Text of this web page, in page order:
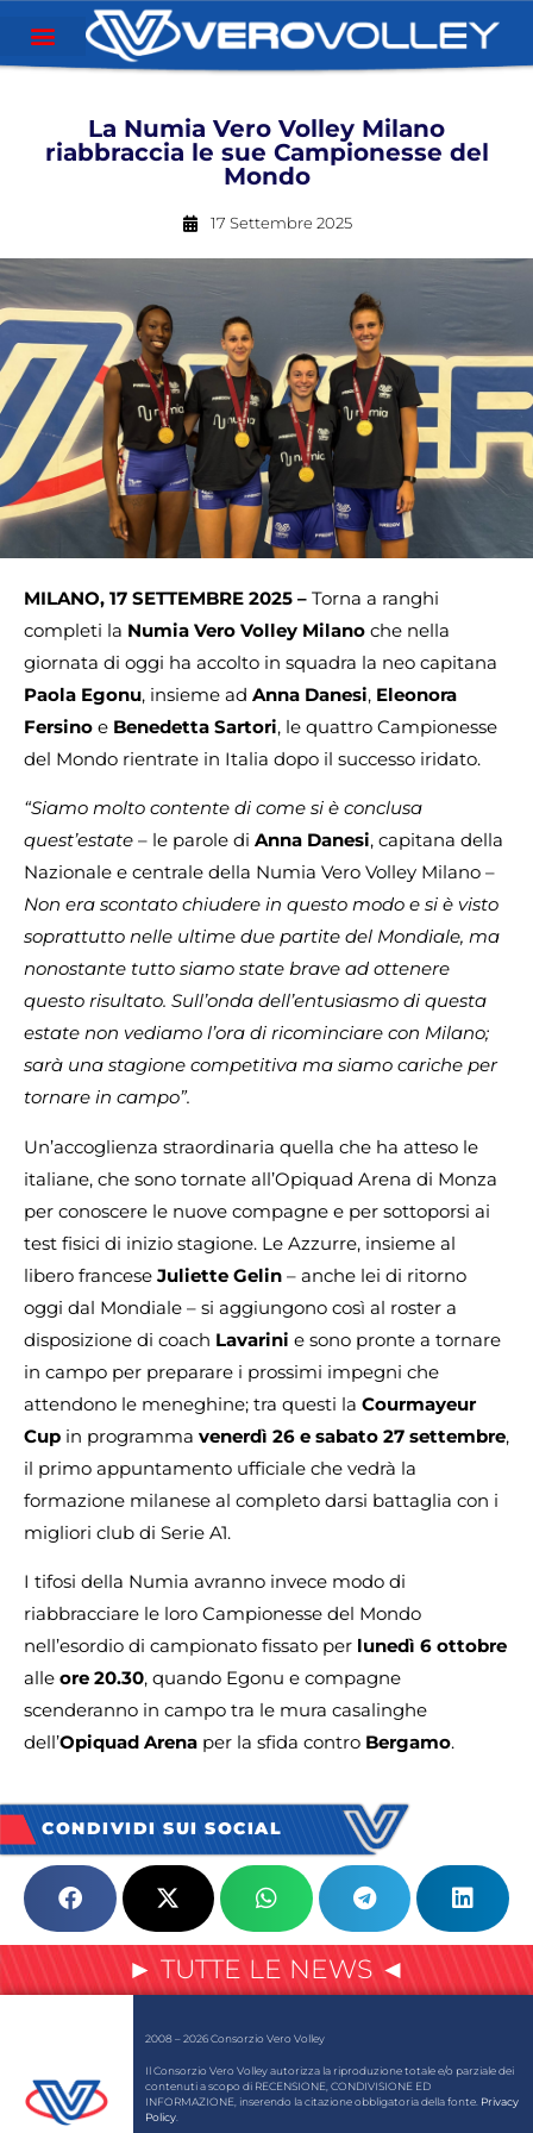
La Numia Vero Volley Milano
riabbraccia le sue Campionesse del
Mondo
17 Settembre 2025
MILANO, 17 SETTEMBRE 2025 – Torna a ranghi
completi la Numia Vero Volley Milano che nella
giornata di oggi ha accolto in squadra la neo capitana
Paola Egonu, insieme ad Anna Danesi, Eleonora
Fersino e Benedetta Sartori, le quattro Campionesse
del Mondo rientrate in Italia dopo il successo iridato.
“Siamo molto contente di come si è conclusa
quest’estate – le parole di Anna Danesi, capitana della
Nazionale e centrale della Numia Vero Volley Milano –
Non era scontato chiudere in questo modo e si è visto
soprattutto nelle ultime due partite del Mondiale, ma
nonostante tutto siamo state brave ad ottenere
questo risultato. Sull’onda dell’entusiasmo di questa
estate non vediamo l’ora di ricominciare con Milano;
sarà una stagione competitiva ma siamo cariche per
tornare in campo”.
Un’accoglienza straordinaria quella che ha atteso le
italiane, che sono tornate all’Opiquad Arena di Monza
per conoscere le nuove compagne e per sottoporsi ai
test fisici di inizio stagione. Le Azzurre, insieme al
libero francese Juliette Gelin – anche lei di ritorno
oggi dal Mondiale – si aggiungono così al roster a
disposizione di coach Lavarini e sono pronte a tornare
in campo per preparare i prossimi impegni che
attendono le meneghine; tra questi la Courmayeur
Cup in programma venerdì 26 e sabato 27 settembre,
il primo appuntamento ufficiale che vedrà la
formazione milanese al completo darsi battaglia con i
migliori club di Serie A1.
I tifosi della Numia avranno invece modo di
riabbracciare le loro Campionesse del Mondo
nell’esordio di campionato fissato per lunedì 6 ottobre
alle ore 20.30, quando Egonu e compagne
scenderanno in campo tra le mura casalinghe
dell’Opiquad Arena per la sfida contro Bergamo.
CONDIVIDI SUI SOCIAL
► TUTTE LE NEWS ◄
2008 – 2026 Consorzio Vero Volley
Il Consorzio Vero Volley autorizza la riproduzione totale e/o parziale dei
contenuti a scopo di RECENSIONE, CONDIVISIONE ED
INFORMAZIONE, inserendo la citazione obbligatoria della fonte. Privacy
Policy